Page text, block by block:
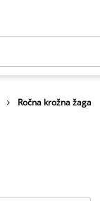
Ročna krožna žaga